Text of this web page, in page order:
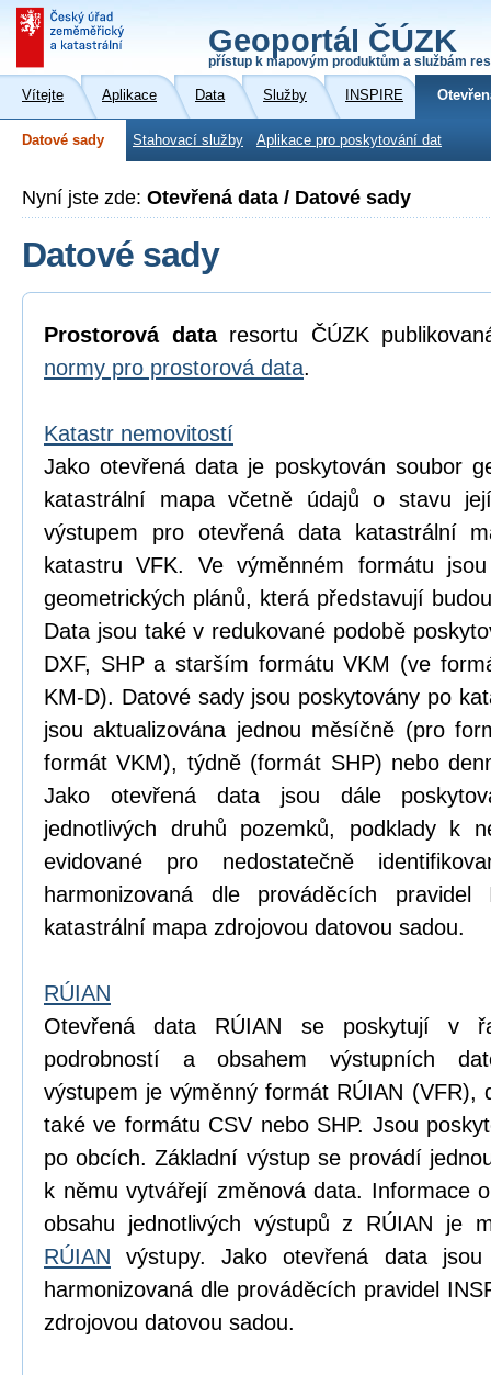
Geoportál ČÚZK
přístup k mapovým produktům a službám
Vítejte Aplikace Data Služby INSPIRE
Datové sady Stahovací služby Aplikace pro poskytování dat
Nyní jste zde: Otevřená data / Datové sady
Datové sady
Prostorová data resortu ČÚZK
normy pro prostorová data.
Katastr nemovitostí
Jako otevřená data je poskytován soubor
katastrální mapa včetně údajů o stavu
výstupem pro otevřená data katastrální
katastru VFK. Ve výměnném formátu
geometrických plánů, která představují
Data jsou také v redukované podobě
DXF, SHP a starším formátu VKM (ve
KM-D). Datové sady jsou poskytovány po
jsou aktualizována jednou měsíčně (pro
formát VKM), týdně (formát SHP) nebo
Jako otevřená data jsou dále
jednotlivých druhů pozemků, podklady k
evidované pro nedostatečně
harmonizovaná dle prováděcích
katastrální mapa zdrojovou datovou sadou.
RÚIAN
Otevřená data RÚIAN se poskytují v
podrobností a obsahem výstupních
výstupem je výměnný formát RÚIAN (VFR),
také ve formátu CSV nebo SHP. Jsou
po obcích. Základní výstup se provádí
k němu vytvářejí změnová data. Informace
obsahu jednotlivých výstupů z RÚIAN je
RÚIAN výstupy. Jako otevřená data
harmonizovaná dle prováděcích pravidel
zdrojovou datovou sadou.